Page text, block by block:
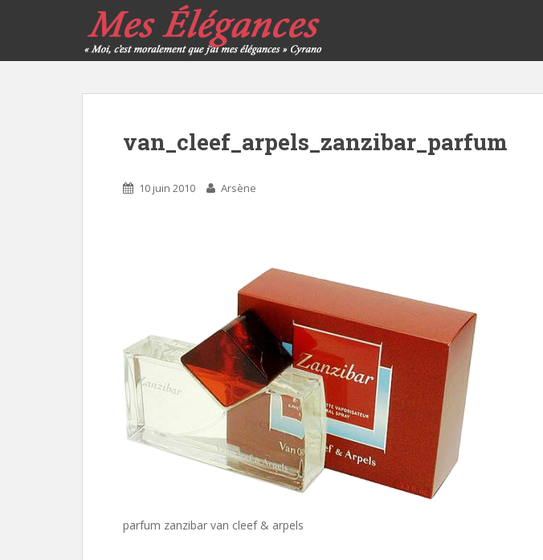
van_cleef_arpels_zanzibar_parfum
10 juin 2010 Arsène
parfum zanzibar van cleef & arpels